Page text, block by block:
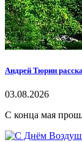
Андрей Тюрин
03.08.2026
С конца мая